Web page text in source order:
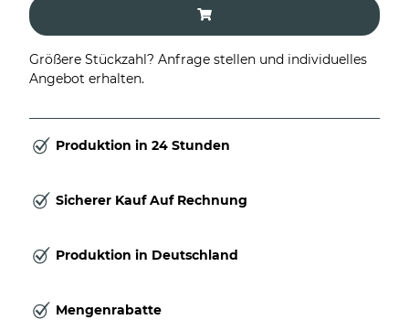
Größere Stückzahl? Anfrage stellen und individuelles
Angebot erhalten.
Produktion in 24 Stunden
Sicherer Kauf Auf Rechnung
Produktion in Deutschland
Mengenrabatte